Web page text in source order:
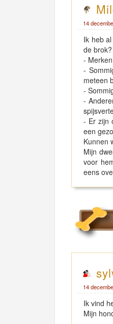
14
Ik heb
de brok?
-
-
meteen
-
-
- Er zijn
een
Kunnen
Mijn
voor
eens
14
Ik vind
Mijn